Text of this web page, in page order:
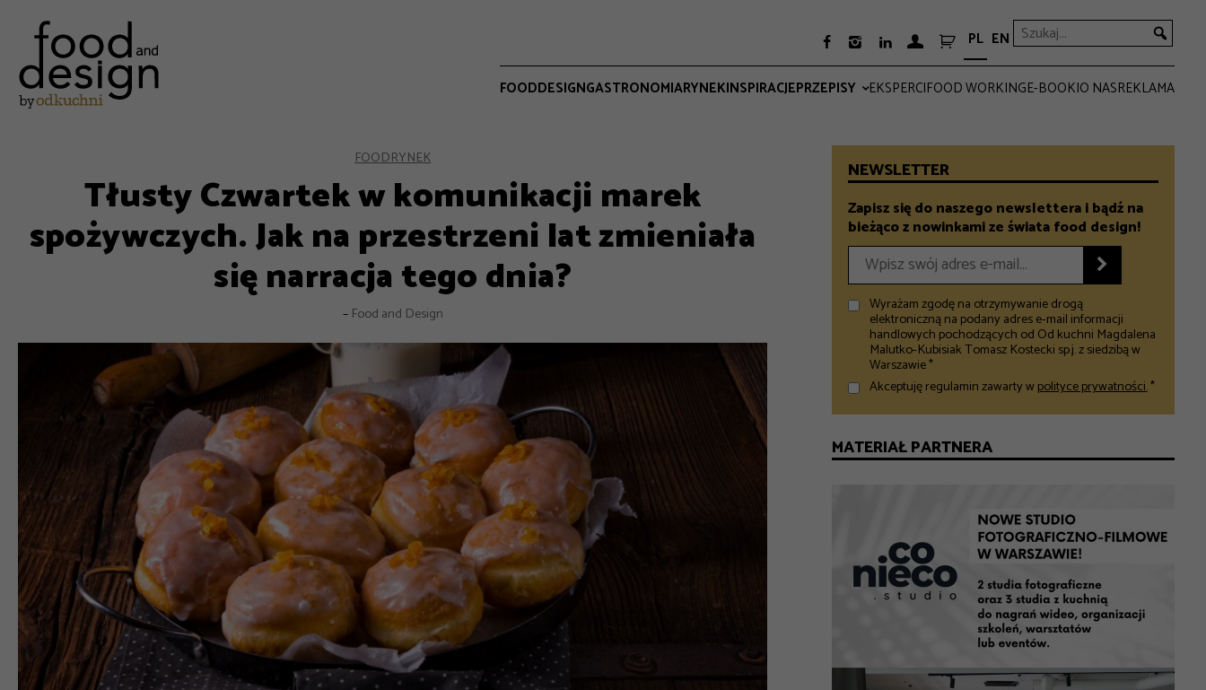
   PL EN
FOODDESIGNGASTRONOMIARYNEKINSPIRACJEPRZEPISY
EVERYDAY
EKSPERCIFOOD WORKINGE-BOOKIO NASREKLAMA
FOODRYNEK
Tłusty Czwartek w komunikacji marek
spożywczych. Jak na przestrzeni lat zmieniała
się narracja tego dnia?
– Food and Design
NEWSLETTER
Zapisz się do naszego newslettera i bądź na
bieżąco z nowinkami ze świata food design!

Wyrażam zgodę na otrzymywanie drogą
elektroniczną na podany adres e-mail informacji
handlowych pochodzących od Od kuchni Magdalena
Malutko-Kubisiak Tomasz Kostecki sp.j. z siedzibą w
Warszawie *
Akceptuję regulamin zawarty wpolityce prywatności.*
MATERIAŁ PARTNERA